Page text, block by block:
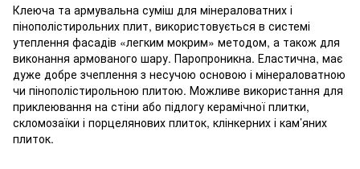
Клеюча та армувальна суміш для мінераловатних і
пінополістирольних плит, використовується в системі
утеплення фасадів «легким мокрим» методом, а також для
виконання армованого шару. Паропроникна. Еластична, має
дуже добре зчеплення з несучою основою і мінераловатною
чи пінополістирольною плитою. Можливе використання для
приклеювання на стіни або підлогу керамічної плитки,
скломозаїки і порцелянових плиток, клінкерних і кам’яних
плиток.